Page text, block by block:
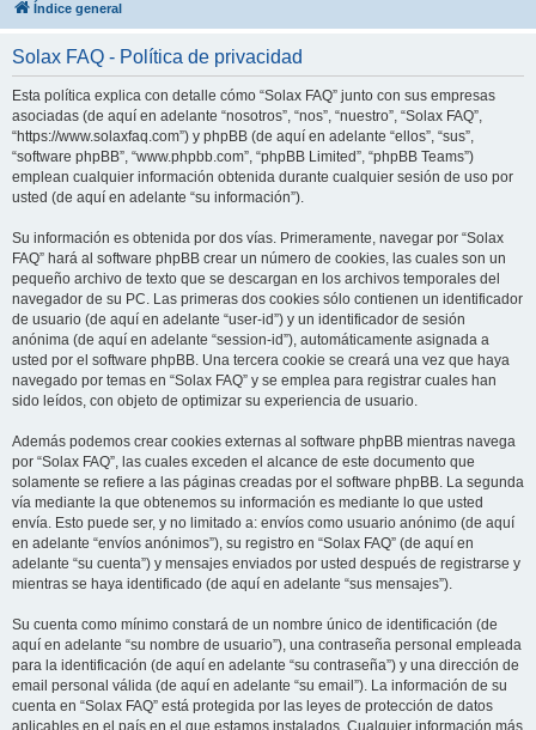
Índice general
Solax FAQ - Política de privacidad
Esta política explica con detalle cómo “Solax FAQ” junto con sus empresas
asociadas (de aquí en adelante “nosotros”, “nos”, “nuestro”, “Solax FAQ”,
“https://www.solaxfaq.com”) y phpBB (de aquí en adelante “ellos”, “sus”,
“software phpBB”, “www.phpbb.com”, “phpBB Limited”, “phpBB Teams”)
emplean cualquier información obtenida durante cualquier sesión de uso por
usted (de aquí en adelante “su información”).
Su información es obtenida por dos vías. Primeramente, navegar por “Solax
FAQ” hará al software phpBB crear un número de cookies, las cuales son un
pequeño archivo de texto que se descargan en los archivos temporales del
navegador de su PC. Las primeras dos cookies sólo contienen un identificador
de usuario (de aquí en adelante “user-id”) y un identificador de sesión
anónima (de aquí en adelante “session-id”), automáticamente asignada a
usted por el software phpBB. Una tercera cookie se creará una vez que haya
navegado por temas en “Solax FAQ” y se emplea para registrar cuales han
sido leídos, con objeto de optimizar su experiencia de usuario.
Además podemos crear cookies externas al software phpBB mientras navega
por “Solax FAQ”, las cuales exceden el alcance de este documento que
solamente se refiere a las páginas creadas por el software phpBB. La segunda
vía mediante la que obtenemos su información es mediante lo que usted
envía. Esto puede ser, y no limitado a: envíos como usuario anónimo (de aquí
en adelante “envíos anónimos”), su registro en “Solax FAQ” (de aquí en
adelante “su cuenta”) y mensajes enviados por usted después de registrarse y
mientras se haya identificado (de aquí en adelante “sus mensajes”).
Su cuenta como mínimo constará de un nombre único de identificación (de
aquí en adelante “su nombre de usuario”), una contraseña personal empleada
para la identificación (de aquí en adelante “su contraseña”) y una dirección de
email personal válida (de aquí en adelante “su email”). La información de su
cuenta en “Solax FAQ” está protegida por las leyes de protección de datos
aplicables en el país en el que estamos instalados. Cualquier información más